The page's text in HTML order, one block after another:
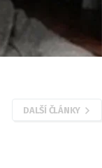
DALŠÍ ČLÁNKY